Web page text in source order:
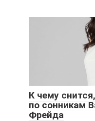
К чему
по сонникам
Фрейда